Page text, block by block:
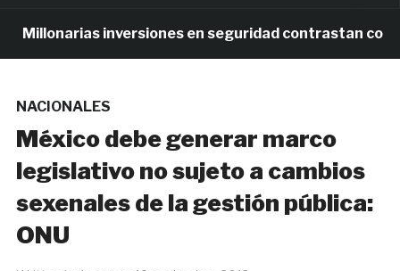
inversiones en seguridad contrastan con la
NACIONALES
México debe generar marco
legislativo no sujeto a cambios
sexenales de la gestión pública:
ONU